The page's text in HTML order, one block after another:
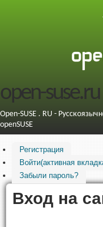
open-suse.ru
Open-SUSE . RU -
openSUSE
Регистрация
Войти(активная
Забыли пароль?
Вход на